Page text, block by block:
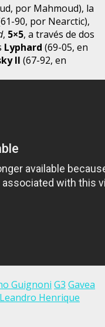
por Mahmoud), la
90, por Nearctic),
, 5×5, a través de dos
Lyphard (69-05, en
II (67-92, en
Guignoni G3 Gavea
Leandro Henrique